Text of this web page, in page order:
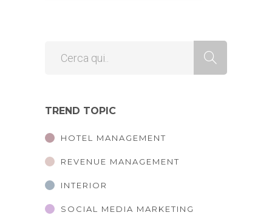
TREND TOPIC
HOTEL MANAGEMENT
REVENUE MANAGEMENT
INTERIOR
SOCIAL MEDIA MARKETING